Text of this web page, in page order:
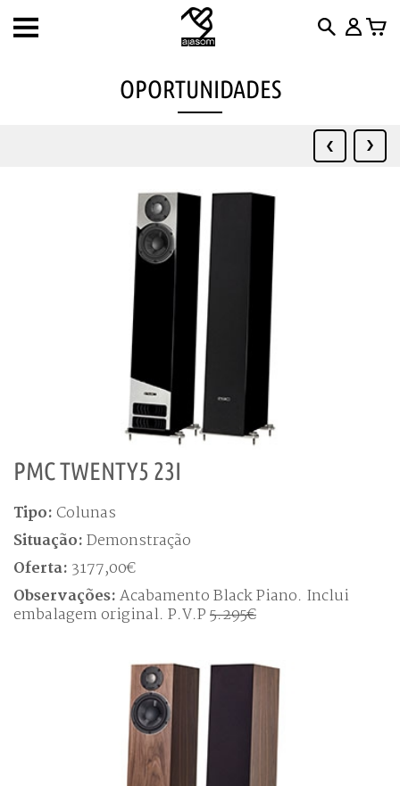
Toggle
OPORTUNIDADES
PMC TWENTY5 23I
Tipo: Colunas
Situação: Demonstração
Oferta: 3177,00€
Observações: Acabamento Black Piano. Inclui
embalagem original. P.V.P 5.295€